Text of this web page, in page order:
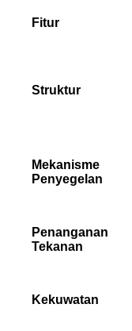
Fitur
Struktur
Mekanisme
Penyegelan
Penanganan
Tekanan
Kekuwatan